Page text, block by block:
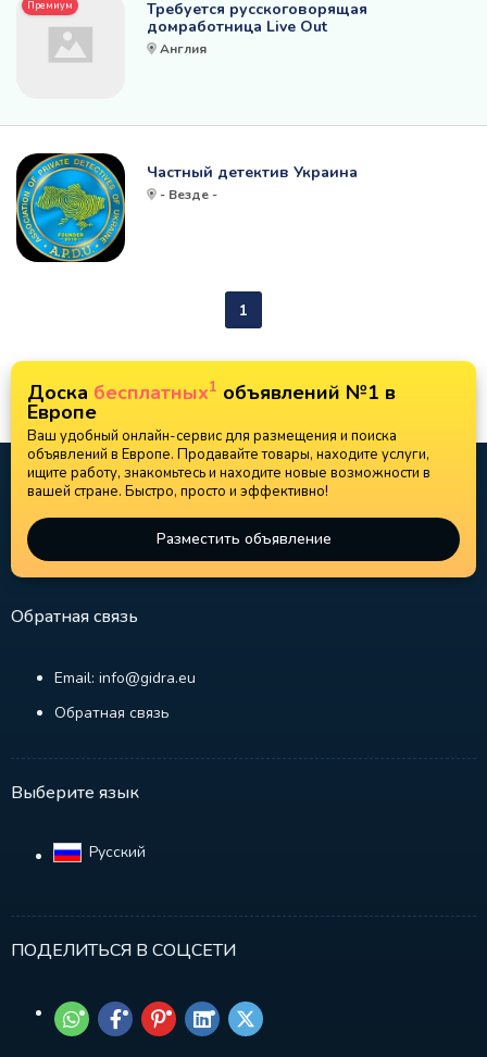
Премиум
Требуется русскоговорящая
домработница Live Out
Англия
Частный детектив Украина
- Везде -
1
Доска бесплатных1 объявлений №1 в
Европе
Ваш удобный онлайн-сервис для размещения и поиска
объявлений в Европе. Продавайте товары, находите услуги,
ищите работу, знакомьтесь и находите новые возможности в
вашей стране. Быстро, просто и эффективно!
Разместить объявление
Обратная связь
Email: info@gidra.eu
Обратная связь
Выберите язык
Русский‎
ПОДЕЛИТЬСЯ В СОЦСЕТИ